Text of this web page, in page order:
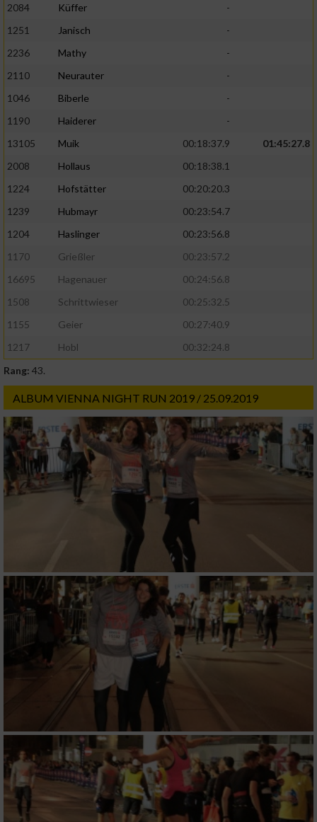
2084
Küffer
-
1251
Janisch
-
2236
Mathy
-
2110
Neurauter
-
1046
Biberle
-
1190
Haiderer
-
13105
Muik 00:18:37.9
01:45:27.8
2008
Hollaus
00:18:38.1
1224
Hofstätter
00:20:20.3
1239
Hubmayr
00:23:54.7
1204
Haslinger
00:23:56.8
1170
Grießler
00:23:57.2
16695
Hagenauer
00:24:56.8
1508
Schrittwieser
00:25:32.5
1155
Geier
00:27:40.9
1217
Hobl
00:32:24.8
Rang: 43.
ALBUM VIENNA NIGHT RUN 2019 / 25.09.2019